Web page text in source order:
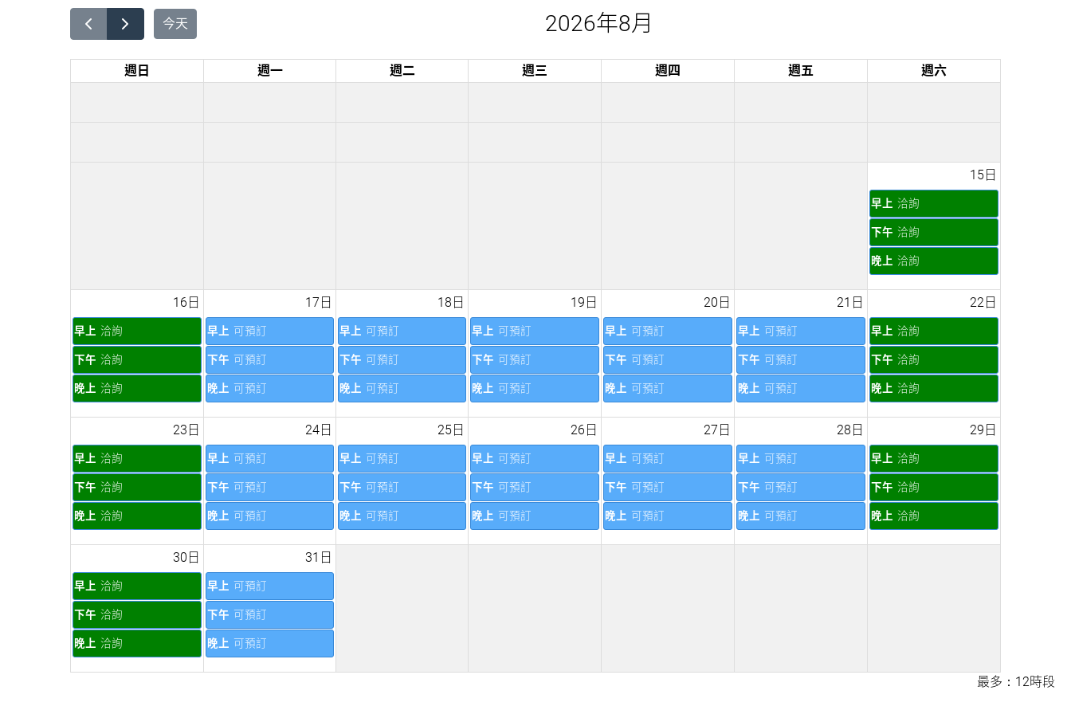
今天 2026年8月
週日 週一 週二 週三 週四 週五 週六
15日
早上 洽詢
下午 洽詢
晚上 洽詢
16日
早上 洽詢
下午 洽詢
晚上 洽詢
17日
早上 可預訂
下午 可預訂
晚上 可預訂
18日
早上 可預訂
下午 可預訂
晚上 可預訂
19日
早上 可預訂
下午 可預訂
晚上 可預訂
20日
早上 可預訂
下午 可預訂
晚上 可預訂
21日
早上 可預訂
下午 可預訂
晚上 可預訂
22日
早上 洽詢
下午 洽詢
晚上 洽詢
23日
早上 洽詢
下午 洽詢
晚上 洽詢
24日
早上 可預訂
下午 可預訂
晚上 可預訂
25日
早上 可預訂
下午 可預訂
晚上 可預訂
26日
早上 可預訂
下午 可預訂
晚上 可預訂
27日
早上 可預訂
下午 可預訂
晚上 可預訂
28日
早上 可預訂
下午 可預訂
晚上 可預訂
29日
早上 洽詢
下午 洽詢
晚上 洽詢
30日
早上 洽詢
下午 洽詢
晚上 洽詢
31日
早上 可預訂
下午 可預訂
晚上 可預訂
最多：12時段